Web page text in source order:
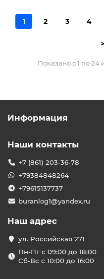
1 2 3 4
>
Показано с 1 по 24
Информация
Наши контакты
+7 (861) 203-36-78
+79384848264
+79615137737
buranlog1@yandex.ru
Наш адрес
ул. Российская 271
Пн-Пт с 09:00 до 18:00
Сб-Вс с 10:00 до 16:00